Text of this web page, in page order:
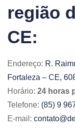
região
CE:
Endereço: R.
Fortaleza – CE,
Horário: 24 horas
Telefone: (85) 9
E-mail: